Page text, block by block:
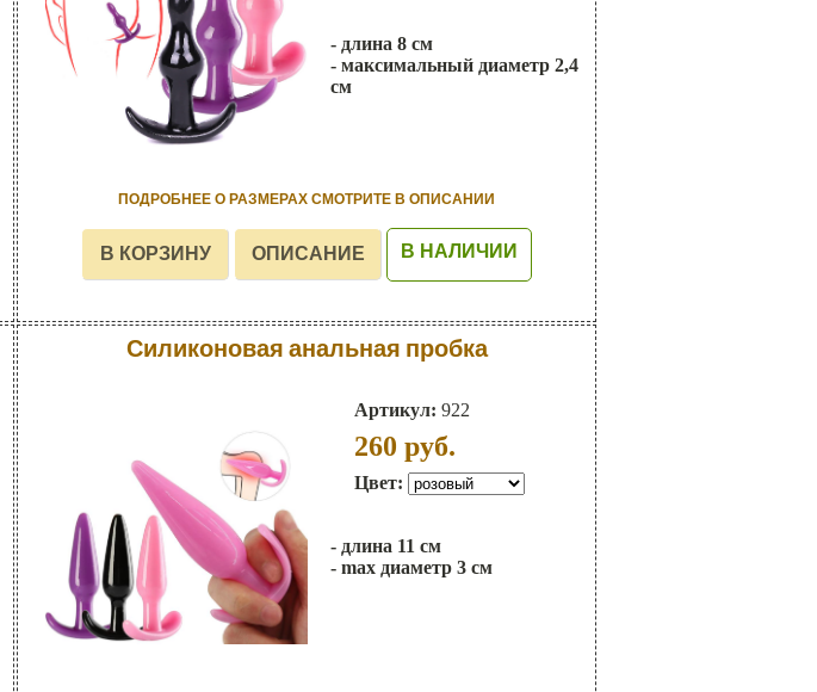
- длина 8 см
- максимальный диаметр 2,4
см
ПОДРОБНЕЕ О РАЗМЕРАХ СМОТРИТЕ В ОПИСАНИИ
В НАЛИЧИИ
Силиконовая анальная пробка
Артикул: 922
260 руб.
Цвет:
- длина 11 см
- max диаметр 3 см